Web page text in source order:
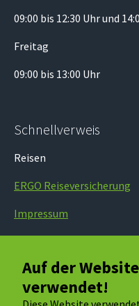
Auf der
verwendet!
09:00 bis 12:30 Uhr und
Freitag
09:00 bis 13:00 Uhr
Schnellverweis
Reisen
ERGO Reiseversicherung
Impressum
Datenschutz